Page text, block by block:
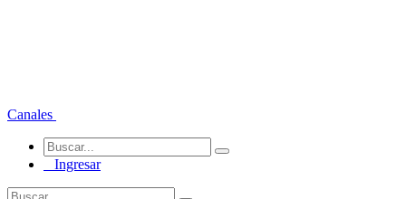
Canales
Ingresar